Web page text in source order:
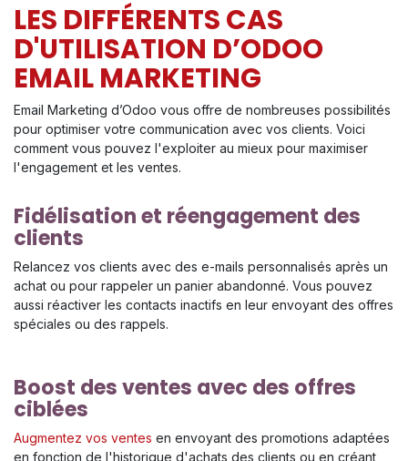
LES DIFFÉRENTS CAS
D'UTILISATION D’ODOO
EMAIL MARKETING
Email Marketing d’Odoo vous offre de nombreuses possibilités
pour optimiser votre communication avec vos clients. Voici
comment vous pouvez l'exploiter au mieux pour maximiser
l'engagement et les ventes.
Fidélisation et réengagement des
clients
Relancez vos clients avec des e-mails personnalisés après un
achat ou pour rappeler un panier abandonné. Vous pouvez
aussi réactiver les contacts inactifs en leur envoyant des offres
spéciales ou des rappels.
Boost des ventes avec des offres
ciblées
Augmentez vos ventes en envoyant des promotions adaptées
en fonction de l'historique d'achats des clients ou en créant